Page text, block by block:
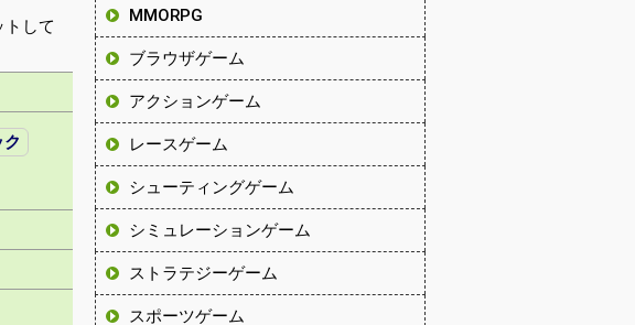
して
MMORPG
ブラウザゲーム
アクションゲーム
レースゲーム
シューティングゲーム
シミュレーションゲーム
ストラテジーゲーム
スポーツゲーム